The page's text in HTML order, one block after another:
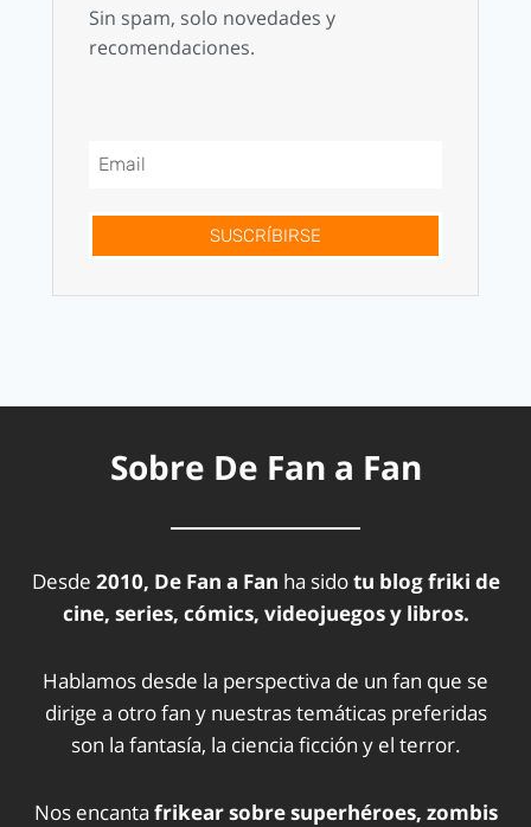
Sin spam, solo novedades y
recomendaciones.
SUSCRÍBIRSE
Sobre De Fan a Fan
Desde 2010, De Fan a Fan ha sidotu blog friki de
cine, series, cómics, videojuegos y libros.
Hablamos desde la perspectiva de un fan que se
dirige a otro fan y nuestras temáticas preferidas
son la fantasía, la ciencia ficción y el terror.
Nos encanta frikear sobre superhéroes, zombis